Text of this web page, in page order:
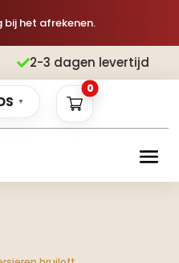
bij het afrekenen.
levertijd
▼
0